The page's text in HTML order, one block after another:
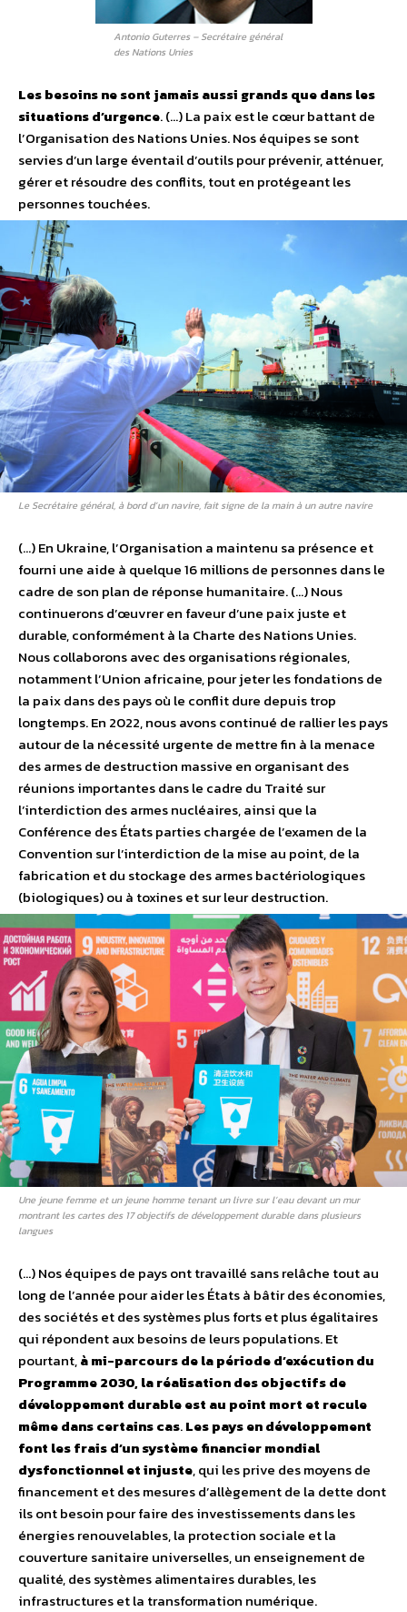
Antonio Guterres – Secrétaire général
des Nations Unies
Les besoins ne sont jamais aussi grands que dans les
situations d’urgence. (…) La paix est le cœur battant de
l’Organisation des Nations Unies. Nos équipes se sont
servies d’un large éventail d’outils pour prévenir, atténuer,
gérer et résoudre des conflits, tout en protégeant les
personnes touchées.
Le Secrétaire général, à bord d’un navire, fait signe de la main à un autre navire
(…) En Ukraine, l’Organisation a maintenu sa présence et
fourni une aide à quelque 16 millions de personnes dans le
cadre de son plan de réponse humanitaire. (…) Nous
continuerons d’œuvrer en faveur d’une paix juste et
durable, conformément à la Charte des Nations Unies.
Nous collaborons avec des organisations régionales,
notamment l’Union africaine, pour jeter les fondations de
la paix dans des pays où le conflit dure depuis trop
longtemps. En 2022, nous avons continué de rallier les pays
autour de la nécessité urgente de mettre fin à la menace
des armes de destruction massive en organisant des
réunions importantes dans le cadre du Traité sur
l’interdiction des armes nucléaires, ainsi que la
Conférence des États parties chargée de l’examen de la
Convention sur l’interdiction de la mise au point, de la
fabrication et du stockage des armes bactériologiques
(biologiques) ou à toxines et sur leur destruction.
Une jeune femme et un jeune homme tenant un livre sur l’eau devant un mur
montrant les cartes des 17 objectifs de développement durable dans plusieurs
langues
(…) Nos équipes de pays ont travaillé sans relâche tout au
long de l’année pour aider les États à bâtir des économies,
des sociétés et des systèmes plus forts et plus égalitaires
qui répondent aux besoins de leurs populations. Et
pourtant,à mi-parcours de la période d’exécution du
Programme 2030, la réalisation des objectifs de
développement durable est au point mort et recule
même dans certains cas.Les pays en développement
font les frais d’un système financier mondial
dysfonctionnel et injuste, qui les prive des moyens de
financement et des mesures d’allègement de la dette dont
ils ont besoin pour faire des investissements dans les
énergies renouvelables, la protection sociale et la
couverture sanitaire universelles, un enseignement de
qualité, des systèmes alimentaires durables, les
infrastructures et la transformation numérique.